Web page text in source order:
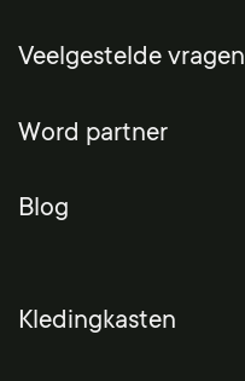
Veelgestelde vragen
Word partner
Blog
Kledingkasten